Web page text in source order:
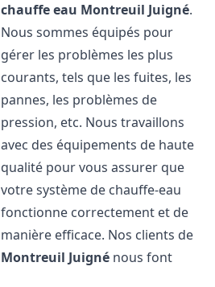
chauffe eau Montreuil Juigné.
Nous sommes équipés pour
gérer les problèmes les plus
courants, tels que les fuites, les
pannes, les problèmes de
pression, etc. Nous travaillons
avec des équipements de haute
qualité pour vous assurer que
votre système de chauffe-eau
fonctionne correctement et de
manière efficace. Nos clients de
Montreuil Juigné nous font